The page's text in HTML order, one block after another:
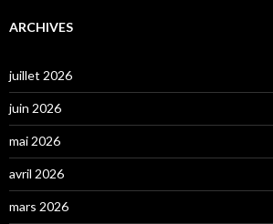
ARCHIVES
juillet 2026
juin 2026
mai 2026
avril 2026
mars 2026